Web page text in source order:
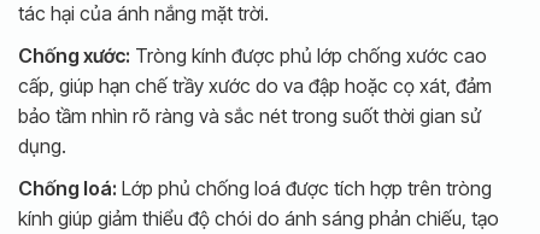
tác hại của ánh nắng mặt trời.
Chống xước: Tròng kính được phủ lớp chống xước cao
cấp, giúp hạn chế trầy xước do va đập hoặc cọ xát, đảm
bảo tầm nhìn rõ ràng và sắc nét trong suốt thời gian sử
dụng.
Chống loá: Lớp phủ chống loá được tích hợp trên tròng
kính giúp giảm thiểu độ chói do ánh sáng phản chiếu, tạo